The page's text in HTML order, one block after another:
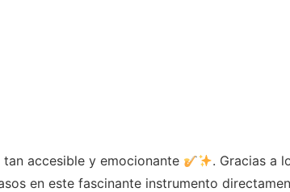
accesible y emocionante
. Gracias a
en este fascinante instrumento